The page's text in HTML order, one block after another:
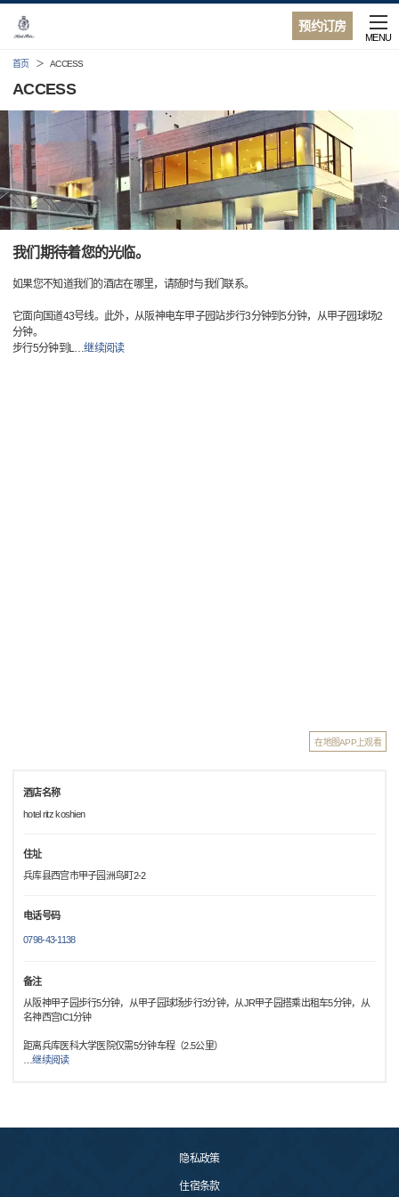
预约订房
MENU
首页 ACCESS
ACCESS
我们期待着您的光临。
如果您不知道我们的酒店在哪里，请随时与我们联系。
它面向国道43号线。此外，从阪神电车甲子园站步行3分钟到5分钟，从甲子园球场2
分钟。
步行5分钟到L…继续阅读
在地图APP上观看
酒店名称
hotel ritz koshien
住址
兵库县西宫市甲子园洲鸟町2-2
电话号码
0798-43-1138
备注
从阪神甲子园步行5分钟，从甲子园球场步行3分钟，从JR甲子园搭乘出租车5分钟，从
名神西宫IC1分钟
距离兵库医科大学医院仅需5分钟车程（2.5公里）
…继续阅读
隐私政策
住宿条款